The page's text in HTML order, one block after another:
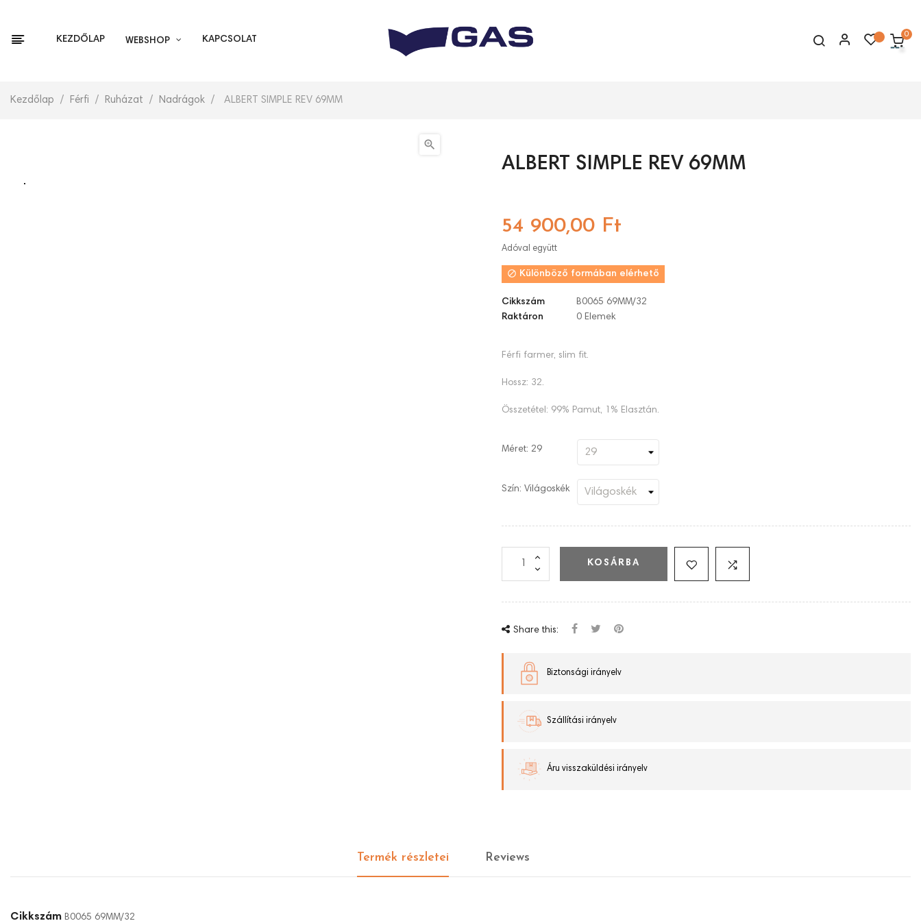
KEZDŐLAP WEBSHOP KAPCSOLAT
0
Kezdőlap Férfi Ruházat Nadrágok ALBERT SIMPLE REV 69MM

ALBERT SIMPLE REV 69MM
54 900,00 Ft
Adóval együtt
 Különböző formában elérhető
Cikkszám
B0065 69MM/32
Raktáron
0 Elemek
Férfi farmer, slim fit.
Hossz: 32.
Összetétel: 99% Pamut, 1% Elasztán.
Méret: 29
Szín: Világoskék
KOSÁRBA
Share this:
Biztonsági irányelv
Szállítási irányelv
Áru visszaküldési irányelv
Termék részletei Reviews
Cikkszám B0065 69MM/32